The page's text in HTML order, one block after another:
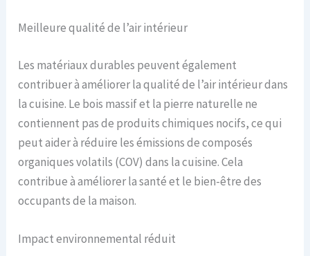
Meilleure qualité de l’air intérieur
Les matériaux durables peuvent également
contribuer à améliorer la qualité de l’air intérieur dans
la cuisine. Le bois massif et la pierre naturelle ne
contiennent pas de produits chimiques nocifs, ce qui
peut aider à réduire les émissions de composés
organiques volatils (COV) dans la cuisine. Cela
contribue à améliorer la santé et le bien-être des
occupants de la maison.
Impact environnemental réduit